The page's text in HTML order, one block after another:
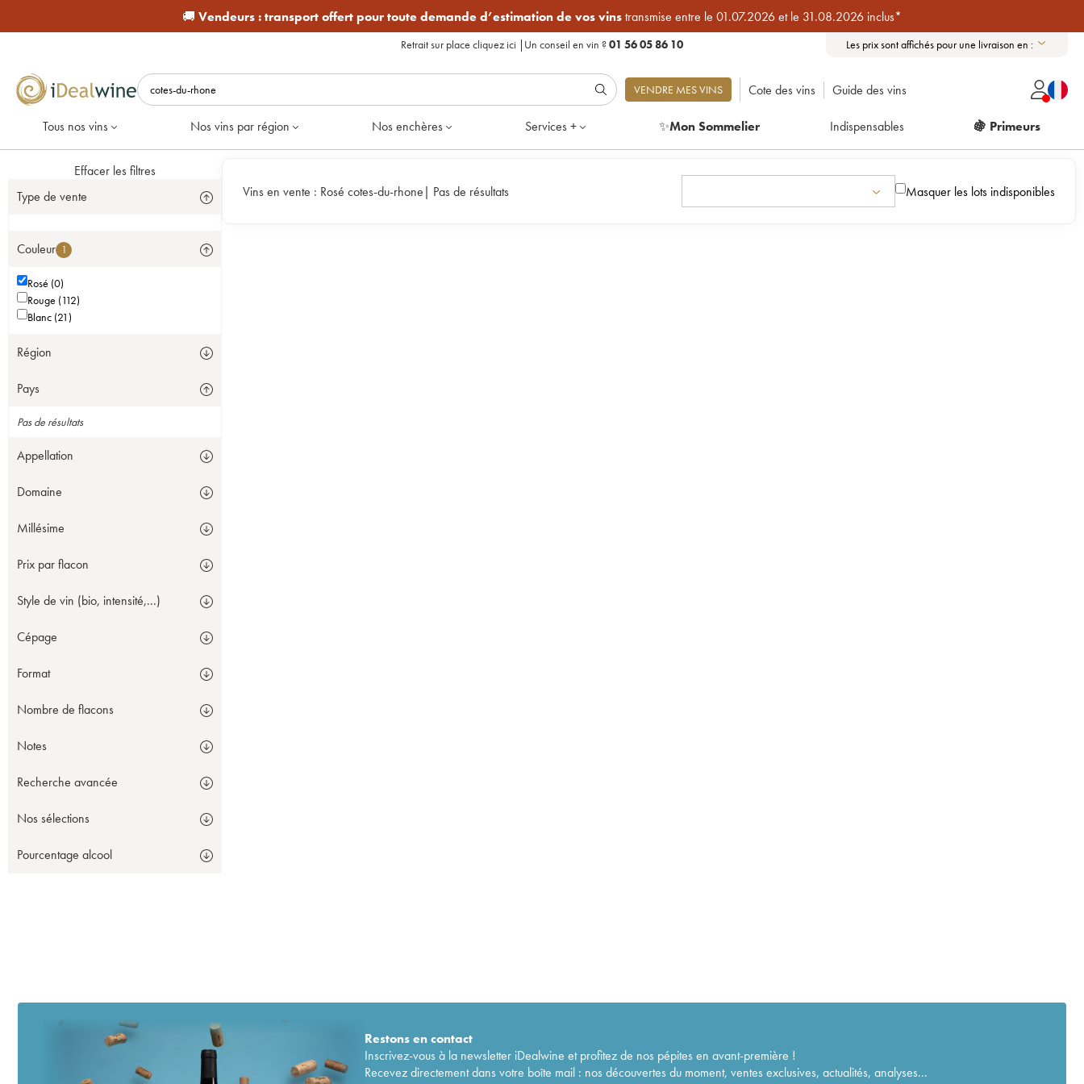
🚚 Vendeurs :transport offert pour toute demande d’estimation de vos vinstransmise entre le 01.07.2026 et le 31.08.2026 inclus*
Retrait sur place cliquez ici | Un conseil en vin ?01 56 05 86 10 Les prix sont affichés pour une livraison en :
VENDRE MES VINS Cote des vins Guide des vins
Tous nos vins Nos vins par région Nos enchères Services + ✨Mon Sommelier Indispensables 🍇 Primeurs
Effacer les filtres
Type de vente
Couleur 1
Rosé (0)
Rouge (112)
Blanc (21)
Région
Pays
Pas de résultats
Appellation
Domaine
Millésime
Prix par flacon
Style de vin (bio, intensité,...)
Cépage
Format
Nombre de flacons
Notes
Recherche avancée
Nos sélections
Pourcentage alcool
Vins en vente : Rosé cotes-du-rhone| Pas de résultats Masquer les lots indisponibles
Restons encontact
Inscrivez-vous à la newsletter iDealwine et profitez de nos pépites en avant-première !
Recevez directement dans votre boîte mail : nos découvertes du moment, ventes exclusives, actualités, analyses...